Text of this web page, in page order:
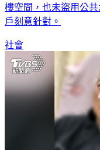
樓空間，也未盜用公
戶刻意針對。
社會